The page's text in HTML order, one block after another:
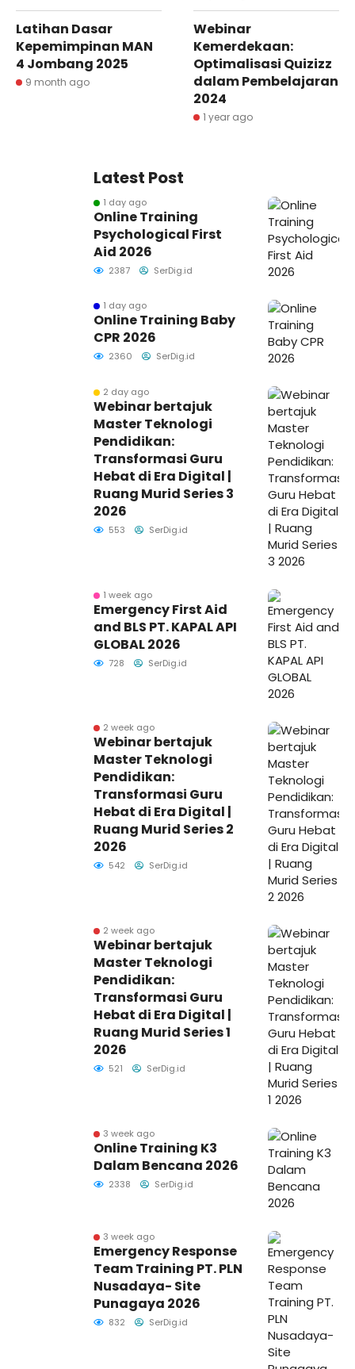
Latihan Dasar
Kepemimpinan MAN
4 Jombang 2025
9 month ago
Webinar
Kemerdekaan:
Optimalisasi Quizizz
dalam Pembelajaran
2024
1 year ago
Latest Post
1 day ago
Online Training
Psychological First
Aid 2026
2387 SerDig.id
1 day ago
Online Training Baby
CPR 2026
2360 SerDig.id
2 day ago
Webinar bertajuk
Master Teknologi
Pendidikan:
Transformasi Guru
Hebat di Era Digital |
Ruang Murid Series 3
2026
553 SerDig.id
1 week ago
Emergency First Aid
and BLS PT. KAPAL API
GLOBAL 2026
728 SerDig.id
2 week ago
Webinar bertajuk
Master Teknologi
Pendidikan:
Transformasi Guru
Hebat di Era Digital |
Ruang Murid Series 2
2026
542 SerDig.id
2 week ago
Webinar bertajuk
Master Teknologi
Pendidikan:
Transformasi Guru
Hebat di Era Digital |
Ruang Murid Series 1
2026
521 SerDig.id
3 week ago
Online Training K3
Dalam Bencana 2026
2338 SerDig.id
3 week ago
Emergency Response
Team Training PT. PLN
Nusadaya- Site
Punagaya 2026
832 SerDig.id